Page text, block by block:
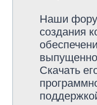
Наши
создания
Скачать